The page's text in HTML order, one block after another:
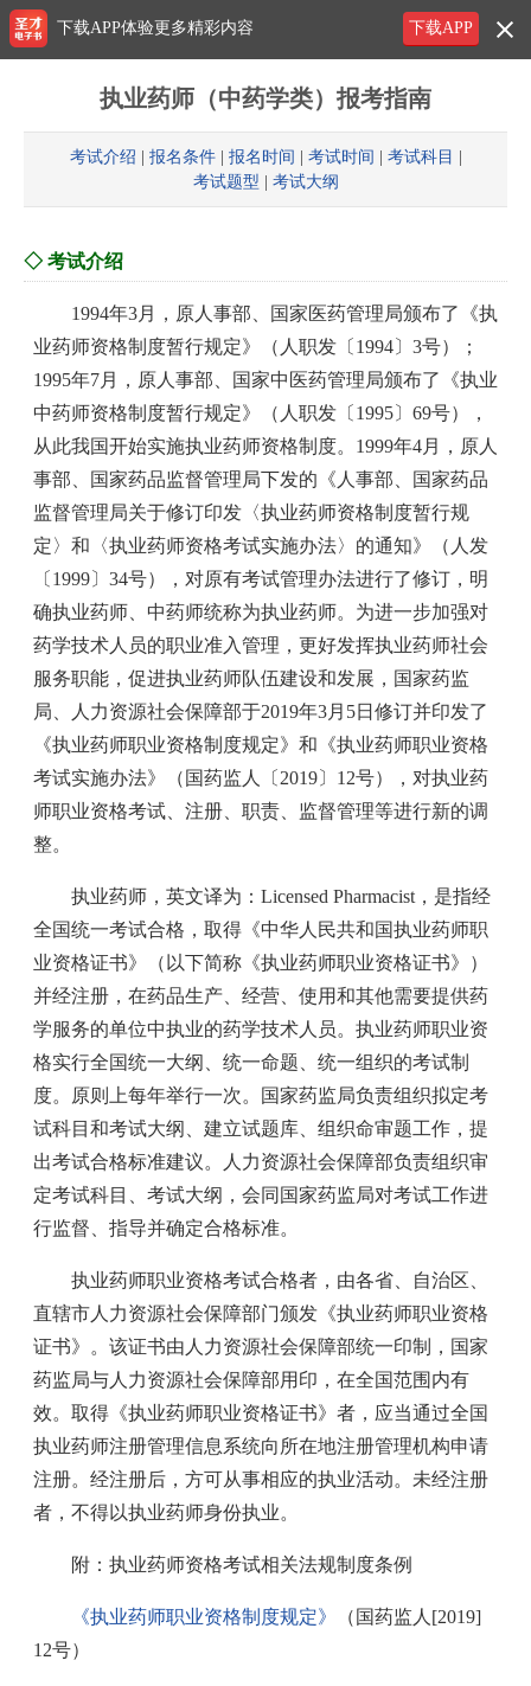
执业药师（中药学类）报考指南
考试介绍 报名条件| 报名时间 考试时间 考试科目
考试题型
考试大纲
◇ 考试介绍
1994年3月，原人事部、国家医药管理局颁布了《执
业药师资格制度暂行规定》（人职发〔1994〕3号）；
1995年7月，原人事部、国家中医药管理局颁布了《执业
中药师资格制度暂行规定》（人职发〔1995〕69号），
从此我国开始实施执业药师资格制度。1999年4月，原人
事部、国家药品监督管理局下发的《人事部、国家药品
监督管理局关于修订印发〈执业药师资格制度暂行规
定〉和〈执业药师资格考试实施办法〉的通知》（人发
〔1999〕34号），对原有考试管理办法进行了修订，明
确执业药师、中药师统称为执业药师。为进一步加强对
药学技术人员的职业准入管理，更好发挥执业药师社会
服务职能，促进执业药师队伍建设和发展，国家药监
局、人力资源社会保障部于2019年3月5日修订并印发了
《执业药师职业资格制度规定》和《执业药师职业资格
考试实施办法》（国药监人〔2019〕12号），对执业药
师职业资格考试、注册、职责、监督管理等进行新的调
整。
执业药师，英文译为：Licensed Pharmacist，是指经
全国统一考试合格，取得《中华人民共和国执业药师职
业资格证书》（以下简称《执业药师职业资格证书》）
并经注册，在药品生产、经营、使用和其他需要提供药
学服务的单位中执业的药学技术人员。执业药师职业资
格实行全国统一大纲、统一命题、统一组织的考试制
度。原则上每年举行一次。国家药监局负责组织拟定考
试科目和考试大纲、建立试题库、组织命审题工作，提
出考试合格标准建议。人力资源社会保障部负责组织审
定考试科目、考试大纲，会同国家药监局对考试工作进
行监督、指导并确定合格标准。
执业药师职业资格考试合格者，由各省、自治区、
直辖市人力资源社会保障部门颁发《执业药师职业资格
证书》。该证书由人力资源社会保障部统一印制，国家
药监局与人力资源社会保障部用印，在全国范围内有
效。取得《执业药师职业资格证书》者，应当通过全国
执业药师注册管理信息系统向所在地注册管理机构申请
注册。经注册后，方可从事相应的执业活动。未经注册
者，不得以执业药师身份执业。
附：执业药师资格考试相关法规制度条例
《执业药师职业资格制度规定》
（国药监人[2019]
12号）
下载APP
下载APP体验更多精彩内容